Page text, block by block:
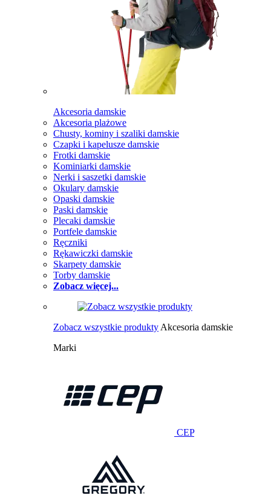
Akcesoria damskie
Akcesoria plażowe
Chusty, kominy i szaliki damskie
Czapki i kapelusze damskie
Frotki damskie
Kominiarki damskie
Nerki i saszetki damskie
Okulary damskie
Opaski damskie
Paski damskie
Plecaki damskie
Portfele damskie
Ręczniki
Rękawiczki damskie
Skarpety damskie
Torby damskie
Zobacz więcej...
Zobacz wszystkie produkty Akcesoria damskie
Marki
CEP